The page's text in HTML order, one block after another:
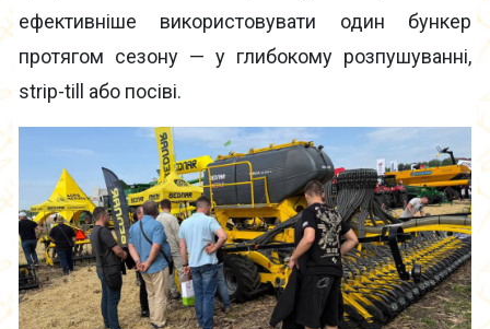
ефективніше використовувати один бункер
протягом сезону — у глибокому розпушуванні,
strip-till або посіві.